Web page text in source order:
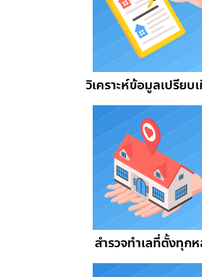
วิเคราะห์ข้อมูลเปรียบ
สำรวจทำเลที่ตั้งทุก